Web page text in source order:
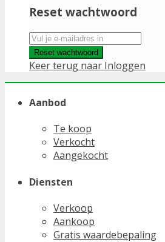
Reset wachtwoord
Reset wachtwoord
Keer terug naar Inloggen
Aanbod
Te koop
Verkocht
Aangekocht
Diensten
Verkoop
Aankoop
Gratis waardebepaling